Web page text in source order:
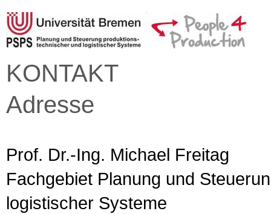
KONTAKT
Adresse
Prof. Dr.-Ing. Michael Freitag
Fachgebiet Planung und
logistischer Systeme